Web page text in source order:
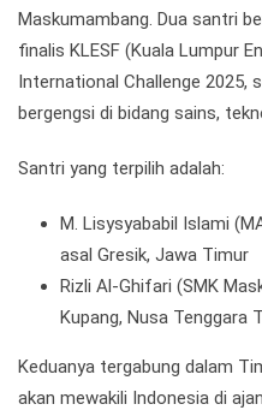
Maskumambang. Dua santri
finalis KLESF (Kuala Lumpur
International Challenge 2025,
bergengsi di bidang sains,
Santri yang terpilih adalah:
M. Lisysyababil Islami
asal Gresik, Jawa Timur
Rizli Al-Ghifari (SMK
Kupang, Nusa Tenggara
Keduanya tergabung dalam
akan mewakili Indonesia di